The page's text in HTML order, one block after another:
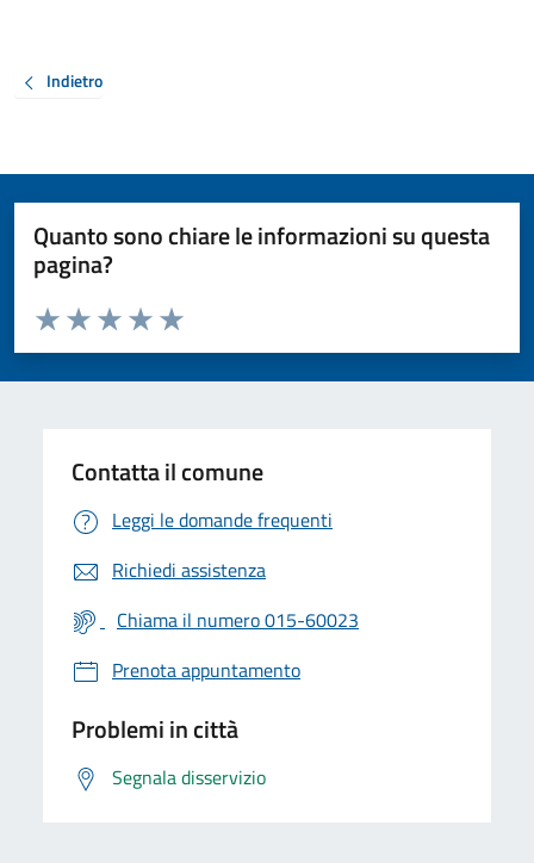
Indietro
Quanto sono chiare le informazioni su questa
pagina?
Valuta da 1 a 5 stelle la pagina
Valuta 5 stelle su 5
Valuta 4 stelle su 5
Valuta 3 stelle su 5
Valuta 2 stelle su 5
Valuta 1 stelle su 5
Contatta il comune
Leggi le domande frequenti
Richiedi assistenza
Chiama il numero 015-60023
Prenota appuntamento
Problemi in città
Segnala disservizio